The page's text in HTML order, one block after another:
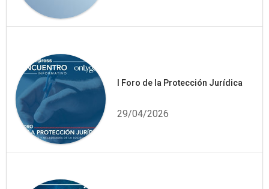
I Foro de la Protección Jurídica
29/04/2026